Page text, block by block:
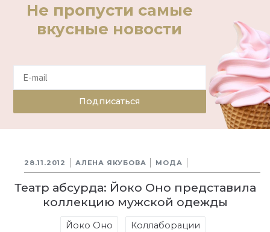
Не пропусти самые
вкусные новости
Подписаться
28.11.2012 АЛЕНА ЯКУБОВА МОДА
Театр абсурда: Йоко Оно представила
коллекцию мужской одежды
Йоко Оно Коллаборации